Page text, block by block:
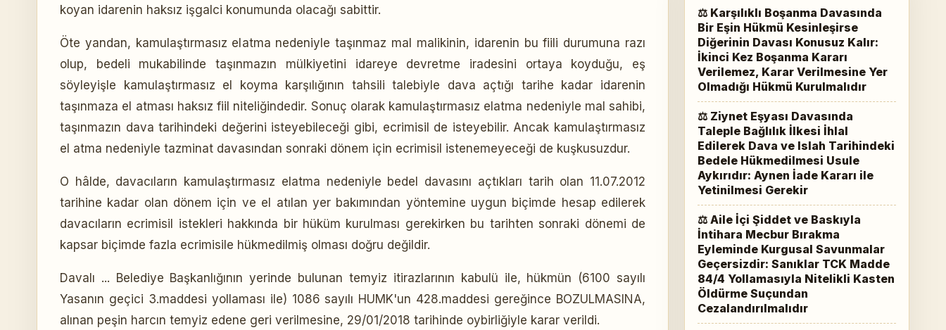
koyan idarenin haksız işgalci konumunda olacağı sabittir.
Öte yandan, kamulaştırmasız elatma nedeniyle taşınmaz mal malikinin, idarenin bu fiili durumuna razı
olup, bedeli mukabilinde taşınmazın mülkiyetini idareye devretme iradesini ortaya koyduğu, eş
söyleyişle kamulaştırmasız el koyma karşılığının tahsili talebiyle dava açtığı tarihe kadar idarenin
taşınmaza el atması haksız fiil niteliğindedir. Sonuç olarak kamulaştırmasız elatma nedeniyle mal sahibi,
taşınmazın dava tarihindeki değerini isteyebileceği gibi, ecrimisil de isteyebilir. Ancak kamulaştırmasız
el atma nedeniyle tazminat davasından sonraki dönem için ecrimisil istenemeyeceği de kuşkusuzdur.
O hâlde, davacıların kamulaştırmasız elatma nedeniyle bedel davasını açtıkları tarih olan 11.07.2012
tarihine kadar olan dönem için ve el atılan yer bakımından yöntemine uygun biçimde hesap edilerek
davacıların ecrimisil istekleri hakkında bir hüküm kurulması gerekirken bu tarihten sonraki dönemi de
kapsar biçimde fazla ecrimisile hükmedilmiş olması doğru değildir.
Davalı ... Belediye Başkanlığının yerinde bulunan temyiz itirazlarının kabulü ile, hükmün (6100 sayılı
Yasanın geçici 3.maddesi yollaması ile) 1086 sayılı HUMK'un 428.maddesi gereğince BOZULMASINA,
alınan peşin harcın temyiz edene geri verilmesine, 29/01/2018 tarihinde oybirliğiyle karar verildi.
⚖ Karşılıklı Boşanma Davasında
Bir Eşin Hükmü Kesinleşirse
Diğerinin Davası Konusuz Kalır:
İkinci Kez Boşanma Kararı
Verilemez, Karar Verilmesine Yer
Olmadığı Hükmü Kurulmalıdır
⚖ Ziynet Eşyası Davasında
Taleple Bağlılık İlkesi İhlal
Edilerek Dava ve Islah Tarihindeki
Bedele Hükmedilmesi Usule
Aykırıdır: Aynen İade Kararı ile
Yetinilmesi Gerekir
⚖ Aile İçi Şiddet ve Baskıyla
İntihara Mecbur Bırakma
Eyleminde Kurgusal Savunmalar
Geçersizdir: Sanıklar TCK Madde
84/4 Yollamasıyla Nitelikli Kasten
Öldürme Suçundan
Cezalandırılmalıdır